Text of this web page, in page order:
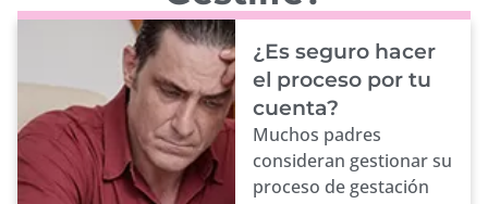
¿Es seguro hacer
el proceso por tu
cuenta?
Muchos padres
consideran gestionar su
proceso de gestación